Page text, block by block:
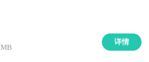
详情